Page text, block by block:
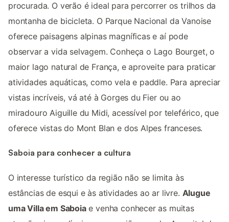
procurada. O verão é ideal para percorrer os trilhos da
montanha de bicicleta. O Parque Nacional da Vanoise
oferece paisagens alpinas magníficas e aí pode
observar a vida selvagem. Conheça o Lago Bourget, o
maior lago natural de França, e aproveite para praticar
atividades aquáticas, como vela e paddle. Para apreciar
vistas incríveis, vá até à Gorges du Fier ou ao
miradouro Aiguille du Midi, acessível por teleférico, que
oferece vistas do Mont Blan e dos Alpes franceses.
Saboia para conhecer a cultura
O interesse turístico da região não se limita às
estâncias de esqui e às atividades ao ar livre. Alugue
uma Villa em Saboiae venha conhecer as muitas